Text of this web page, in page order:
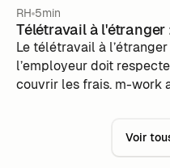
employeurs à ce niveau ?
RH 5min
Télétravail à
Le télétravail à
l’employeur doit
couvrir les frais. m-work
Voir